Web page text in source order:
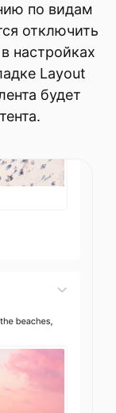
по видам
отключить
настройках
Layout
будет